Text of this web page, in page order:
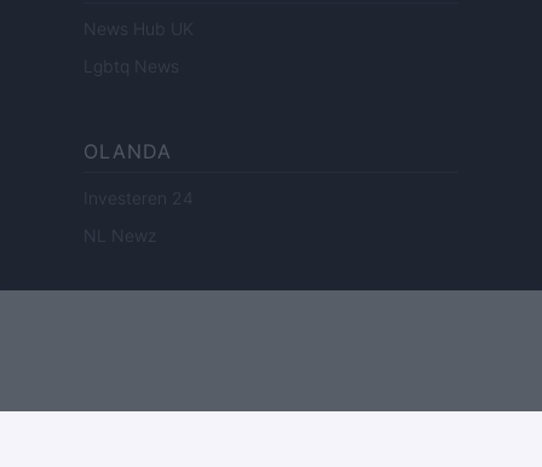
News Hub UK
Lgbtq News
OLANDA
Investeren 24
NL Newz